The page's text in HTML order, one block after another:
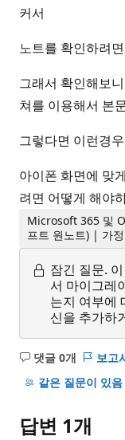
커서
노트를 확인하려
그래서 확인해보
쳐를 이용해서 본
그렇다면 이런경우
아이폰 화면에 맞
려면 어떻게 해야
Microsoft 365 및
프트 원노트) | 가
잠긴 질문.
서 마이그레
는지 여부에
신을 추가하
댓글 0개
설
명
음
보고
같은 질문이 있음
답변 1개